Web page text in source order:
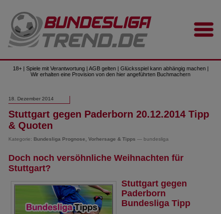
18+ | Spiele mit Verantwortung | AGB gelten | Glücksspiel kann abhängig machen |
Wir erhalten eine Provision von den hier angeführten Buchmachern
18. Dezember 2014
Stuttgart gegen Paderborn 20.12.2014 Tipp
& Quoten
Kategorie: Bundesliga Prognose, Vorhersage & Tipps — bundesliga
Doch noch versöhnliche Weihnachten für
Stuttgart?
Stuttgart gegen
Paderborn
Bundesliga Tipp